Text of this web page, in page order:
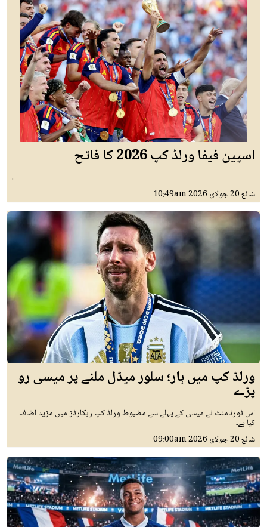
اسپین فیفا ورلڈ کپ 2026 کا فاتح
.
شائع20 جولائ 2026 10:49am
ورلڈ کپ میں ہار؛ سلور میڈل ملنے پر میسی رو
پڑے
اس ٹورنامنٹ نے میسی کے پہلے سے مضبوط ورلڈ کپ ریکارڈز میں مزید اضافہ
کیا ہے۔
شائع20 جولائ 2026 09:00am